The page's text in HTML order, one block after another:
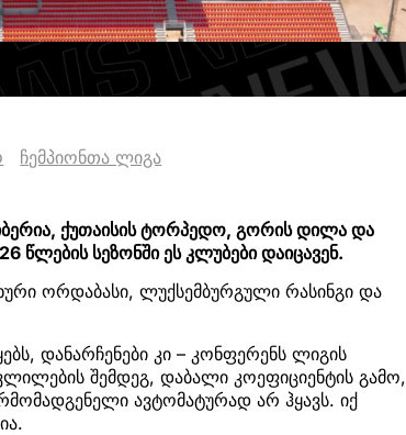
ჩემპიონთა ლიგა
ქუთაისის ტორპედო, გორის დილა და
სეზონში ეს კლუბები დაიცავენ.
ორდაბასი, ლუქსემბურგული რასინგი და
დანარჩენები კი – კონფერენს ლიგის
შემდეგ, დაბალი კოეფიციენტის გამო,
ავტომატურად არ ჰყავს. იქ